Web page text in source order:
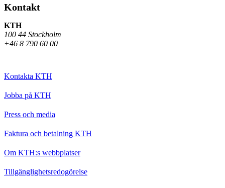
Kontakt
KTH
100 44 Stockholm
+46 8 790 60 00
Kontakta KTH
Jobba på KTH
Press och media
Faktura och betalning KTH
Om KTH:s webbplatser
Tillgänglighetsredogörelse